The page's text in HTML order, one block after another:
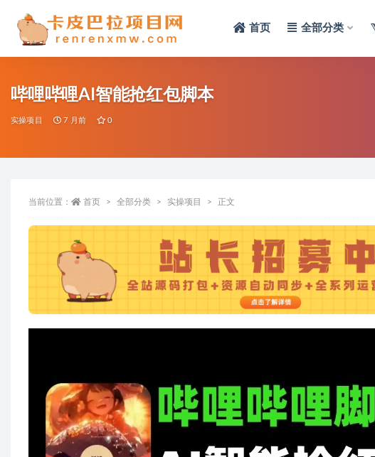
首页 全部分类
哔哩哔哩AI智能抢红包脚本
实操项目 7 月前 0
当前位置： 首页 全部分类 实操项目 正文